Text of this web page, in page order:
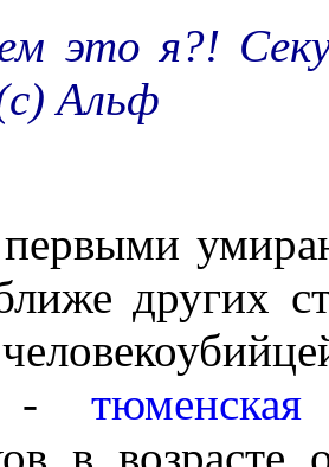
это я?!
Альф
других
- тюменская
в